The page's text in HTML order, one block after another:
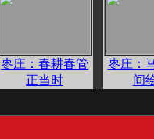
枣庄：春耕春管
正当时
枣庄：
间